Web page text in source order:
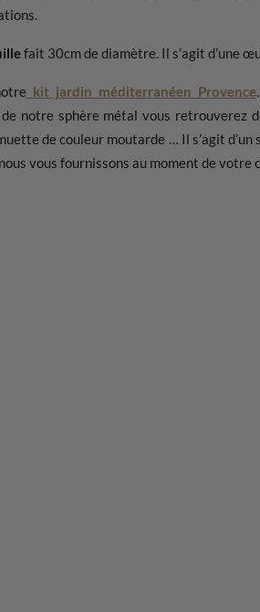
fait 30cm de diamètre. Il s’agit d’une
kit jardin méditerranéen Provence
notre sphère métal vous retrouverez
de couleur moutarde … Il s’agit
vous fournissons au moment de votre